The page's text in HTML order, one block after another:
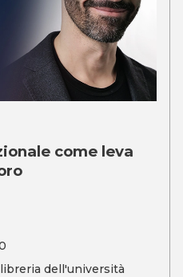
come leva
dell'università